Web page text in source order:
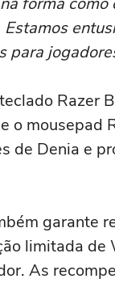
para
Razer
o mousepad
de Denia e
garante
limitada de
As